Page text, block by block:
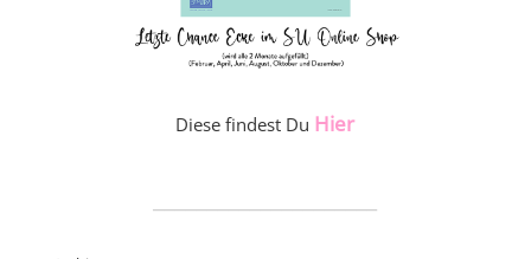
Diese findest Du Hier